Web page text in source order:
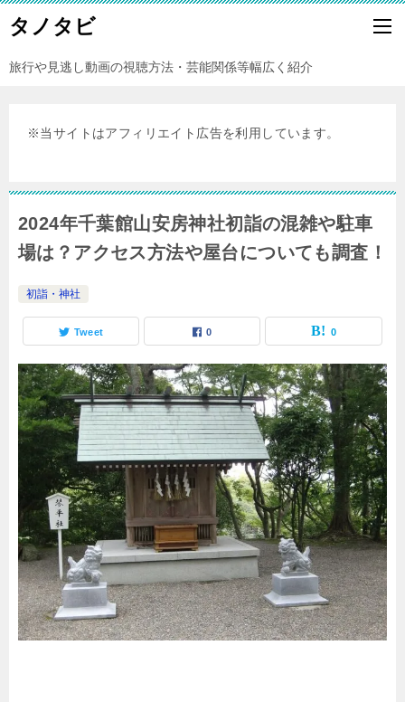
タノタビ
旅行や見逃し動画の視聴方法・芸能関係等幅広く紹介
※当サイトはアフィリエイト広告を利用しています。
2024年千葉館山安房神社初詣の混雑や駐車
場は？アクセス方法や屋台についても調査！
初詣・神社
Tweet 0 0